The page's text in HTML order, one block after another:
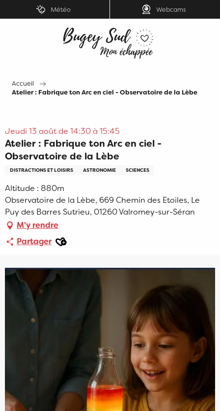
au
Météo Webcams
Accueil
Atelier : Fabrique ton Arc en ciel - Observatoire de la Lèbe
Jeudi 13 août de 14:30 à 15:45
Atelier : Fabrique ton Arc en ciel -
Observatoire de la Lèbe
DISTRACTIONS ET LOISIRS ASTRONOMIE SCIENCES
Altitude : 880m
Observatoire de la Lèbe, 669 Chemin des Etoiles, Le
Puy des Barres Sutrieu, 01260 Valromey-sur-Séran
M'y rendre
PartagerAjouter aux favoris